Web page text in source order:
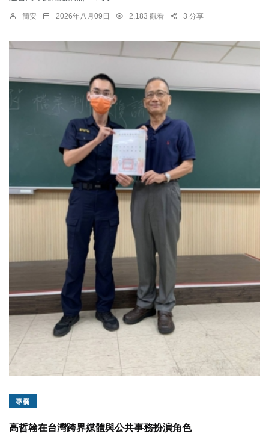
簡安 2026年八月09日 2,183 觀看 3 分享
專欄
高哲翰在台灣跨界媒體與公共事務扮演角色